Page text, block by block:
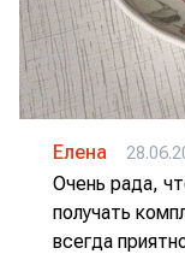
Елена
Очень рада,
получать
всегда